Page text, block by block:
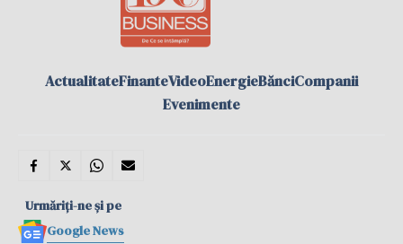
ActualitateFinanteVideoEnergieBănciCompanii
Evenimente
Urmăriți-ne și pe
Google News